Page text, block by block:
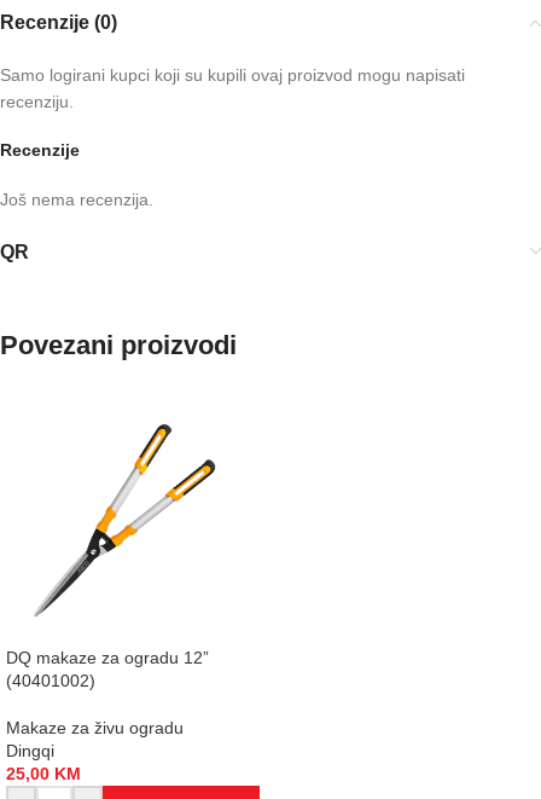
Recenzije (0)
Recenzije
Još nema recenzija.
Samo logirani kupci koji su kupili ovaj proizvod mogu napisati
recenziju.
QR
Povezani proizvodi
DQ makaze za ogradu 12”
(40401002)
Makaze za živu ogradu
Dingqi
25,00 KM